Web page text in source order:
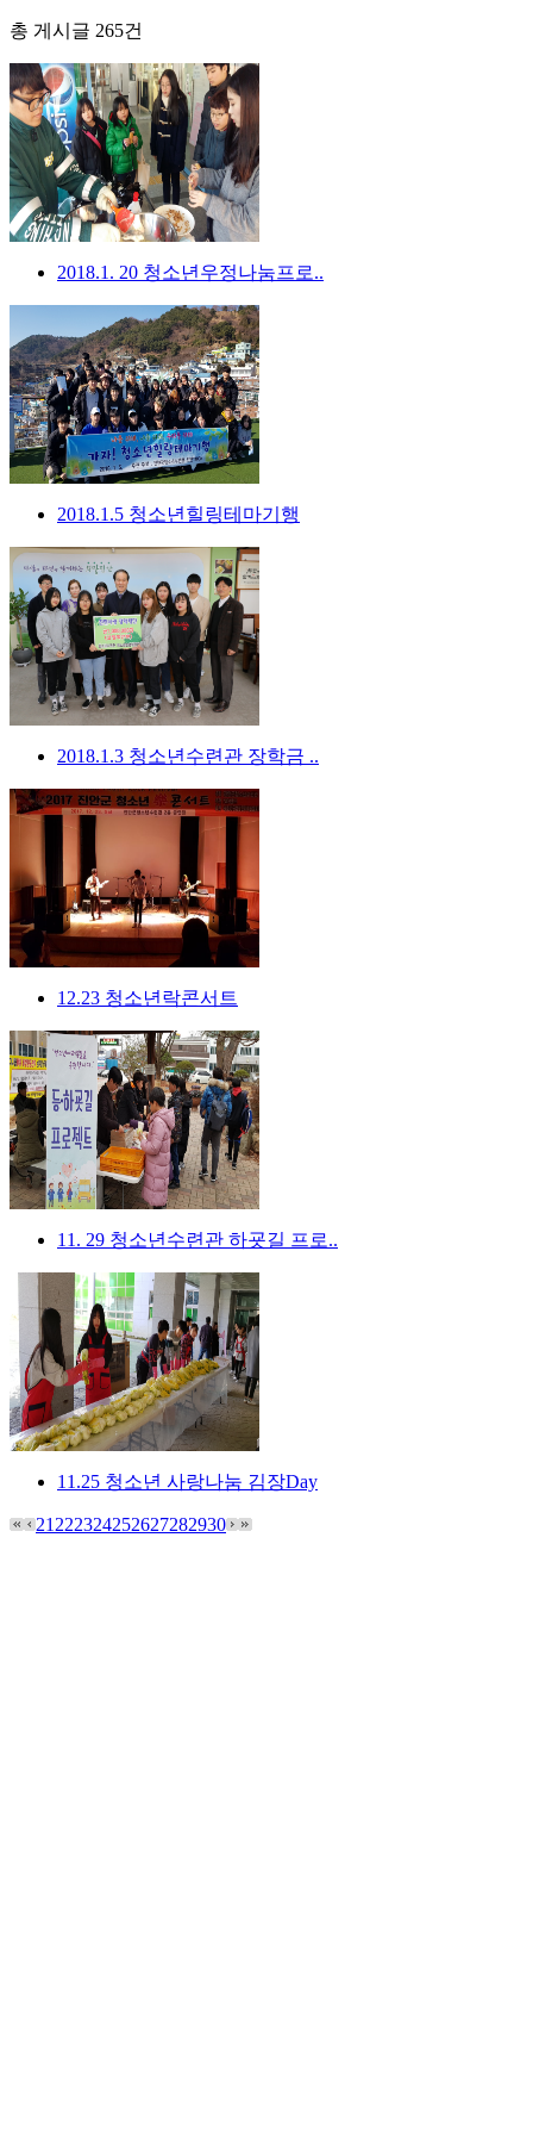
총 게시글 265건
2018.1. 20 청소년우정나눔프로..
2018.1.5 청소년힐링테마기행
2018.1.3 청소년수련관 장학금 ..
12.23 청소년락콘서트
11. 29 청소년수련관 하굣길 프로..
11.25 청소년 사랑나눔 김장Day
21 222324252627282930